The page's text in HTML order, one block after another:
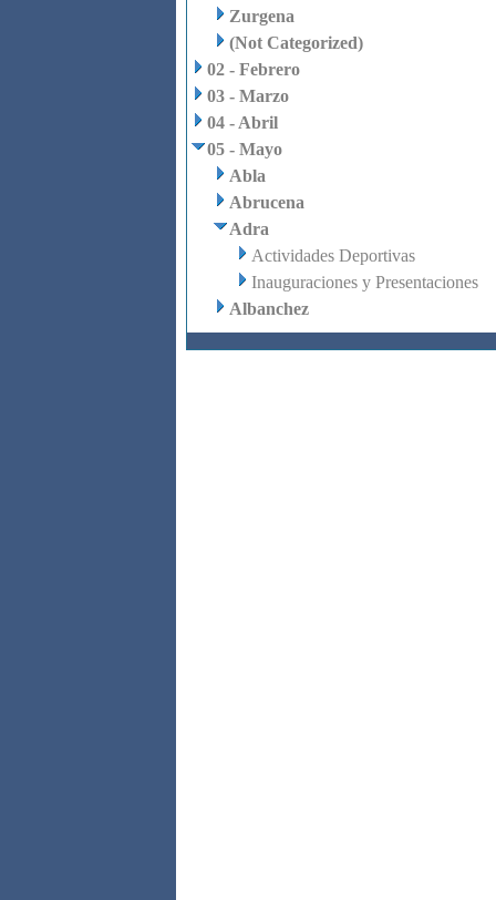
Zurgena
(Not Categorized)
02 - Febrero
03 - Marzo
04 - Abril
05 - Mayo
Abla
Abrucena
Adra
Actividades Deportivas
Inauguraciones y Presentaciones
Albanchez